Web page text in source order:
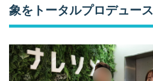
象をトータルプロデュース